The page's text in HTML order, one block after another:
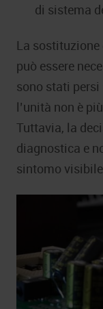
di sistema
La
può essere
sono stati
l’unità non è
Tuttavia, la
diagnostica e
sintomo